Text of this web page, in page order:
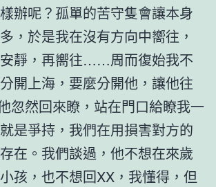
辦呢？孤單的苦守隻會讓本身
，於是我在沒有方向中嚮往，
靜，再嚮往……周而復始我不
開上海，要麼分開他，讓他往
忽然回來瞭，站在門口給瞭我一
是爭持，我們在用損害對方的
在。我們談過，他不想在來歲
孩，也不想回XX，我懂得，但